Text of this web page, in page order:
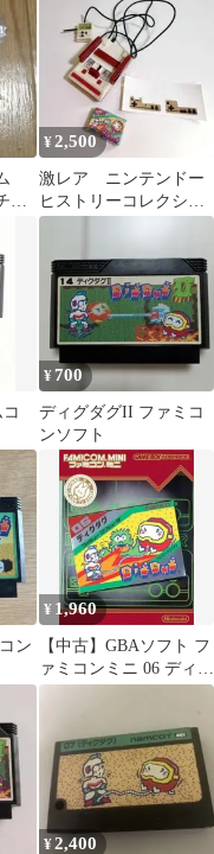
ャ
¥2,500
激レア ニンテンドー
ヒストリーコレクショ
ン ミニチュアファミ
¥ 700
ディグダグII ファミコ
ンソフト
ン
¥ 1,960
【中古】GBAソフト フ
ァミコンミニ 06 ディグ
ダグ
¥2,400